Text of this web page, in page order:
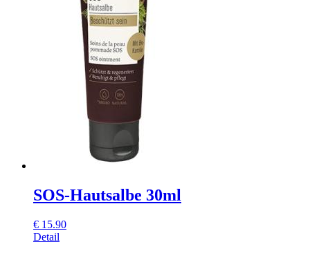
SOS-Hautsalbe 30ml
€ 15.90
Detail